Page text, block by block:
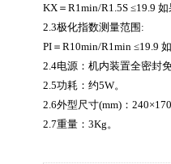
KX ＝R1min/R1.5S ≤19.9
2.3极化指数测量范围:
PI ＝R10min/R1min ≤19.9
2.4电源：机内装置全密封
2.5功耗：约5W。
2.6外型尺寸(mm)：
2.7重量：3Kg。